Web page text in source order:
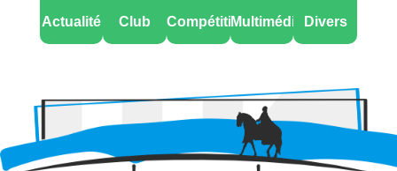
Actualité Club CompétitionsMultimédia Divers